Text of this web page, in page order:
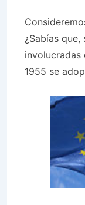
¿Sabías
involucradas
1955 se